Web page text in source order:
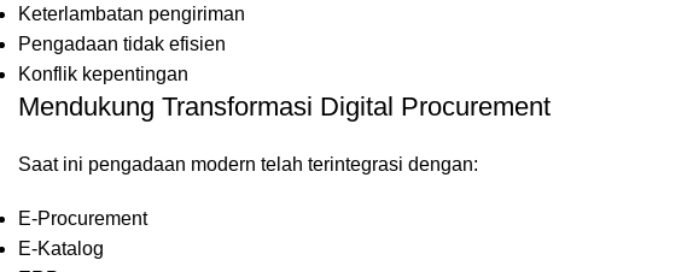
Keterlambatan pengiriman
Pengadaan tidak efisien
Konflik kepentingan
Mendukung Transformasi Digital Procurement
Saat ini pengadaan modern telah terintegrasi dengan:
E-Procurement
E-Katalog